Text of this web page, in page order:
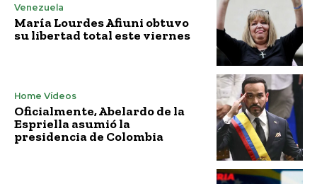
Venezuela
María Lourdes Afiuni obtuvo
su libertad total este viernes
Home Vídeos
Oficialmente, Abelardo de la
Espriella asumió la
presidencia de Colombia